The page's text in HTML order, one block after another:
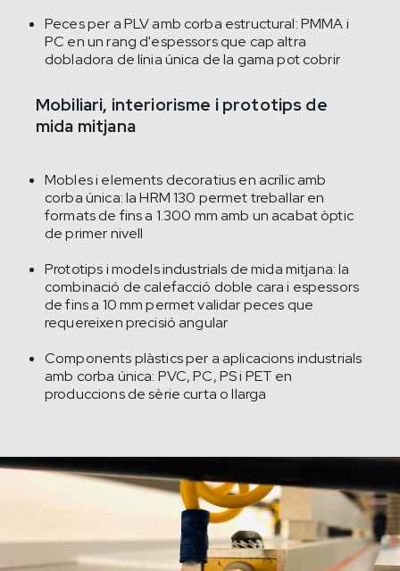
Peces per a PLV amb corba estructural: PMMA i
PC en un rang d'espessors que cap altra
dobladora de línia única de la gama pot cobrir
Mobiliari, interiorisme i prototips de
mida mitjana
Mobles i elements decoratius en acrílic amb
corba única: la HRM 130 permet treballar en
formats de fins a 1.300 mm amb un acabat òptic
de primer nivell
Prototips i models industrials de mida mitjana: la
combinació de calefacció doble cara i espessors
de fins a 10 mm permet validar peces que
requereixen precisió angular
Components plàstics per a aplicacions industrials
amb corba única: PVC, PC, PS i PET en
produccions de sèrie curta o llarga